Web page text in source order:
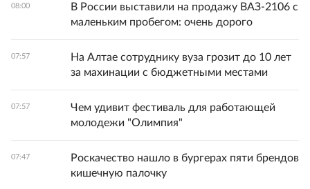
08:00
В России выставили на продажу ВАЗ-2106 с
маленьким пробегом: очень дорого
07:57
На Алтае сотруднику вуза грозит до 10 лет
за махинации с бюджетными местами
07:57
Чем удивит фестиваль для работающей
молодежи "Олимпия"
07:47
Роскачество нашло в бургерах пяти брендов
кишечную палочку